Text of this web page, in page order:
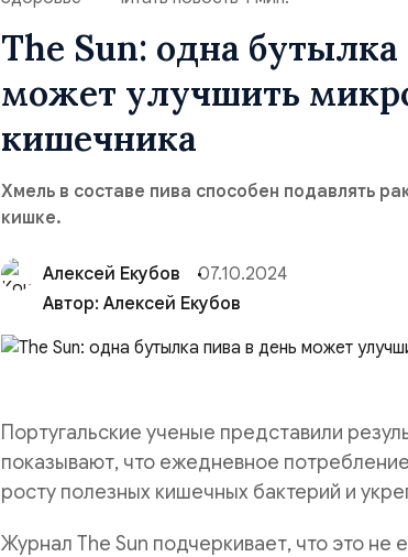
The Sun: одна бутылка
может улучшить
кишечника
Хмель в составе пива способен подавлять
кишке.
Алексей Екубов
07.10.2024
Автор: Алексей Екубов
Португальские ученые представили
показывают, что ежедневное
росту полезных кишечных бактерий и
Журнал The Sun подчеркивает, что это не